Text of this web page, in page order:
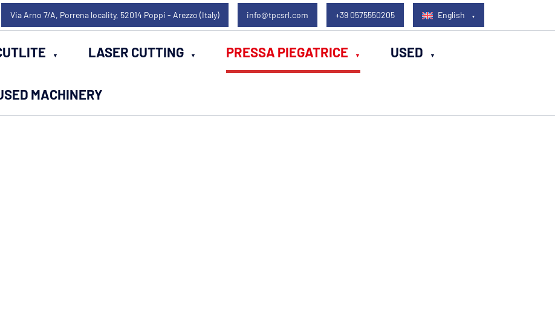
Via Arno 7/A, Porrena locality, 52014 Poppi - Arezzo (Italy) info@tpcsrl.com +39 0575550205 English
LASER CUTTING PRESSA PIEGATRICE USED
MACHINERY